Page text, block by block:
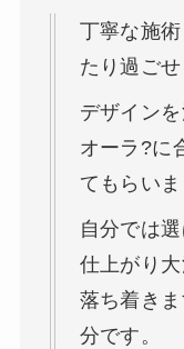
丁寧な施
たり過ごせ
デザイン
オーラ?に
てもらいま
自分では
仕上がり
落ち着き
分です。